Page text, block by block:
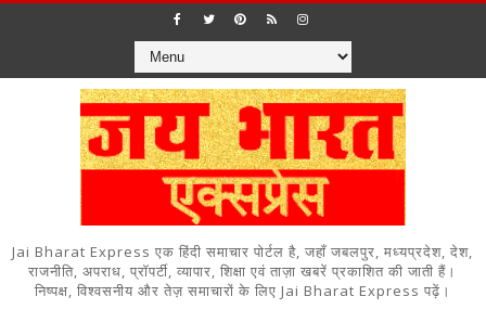
Jai Bharat Express एक हिंदी समाचार पोर्टल है, जहाँ जबलपुर, मध्यप्रदेश, देश,
राजनीति, अपराध, प्रॉपर्टी, व्यापार, शिक्षा एवं ताज़ा खबरें प्रकाशित की जाती हैं।
निष्पक्ष, विश्वसनीय और तेज़ समाचारों के लिए Jai Bharat Express पढ़ें।